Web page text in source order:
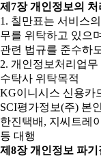
제7장 개인정보의
1. 칠만표는 서비스
무를 위탁하고 있으
관련 법규를 준수하
2. 개인정보처리업
수탁사 위탁목적
KG이니시스 신용카
SCI평가정보(주) 본
한진택배, 지씨트레
등 대행
제8장 개인정보 파기